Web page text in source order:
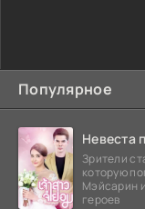
Популярное
Невеста
Зрители
которую
Мэйсарин
героев